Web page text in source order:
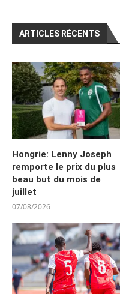
ARTICLES RÉCENTS
Hongrie: Lenny Joseph
remporte le prix du plus
beau but du mois de
juillet
07/08/2026